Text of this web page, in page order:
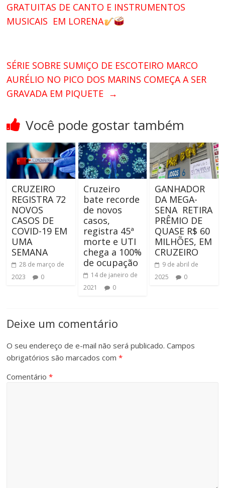
GRATUITAS DE CANTO E INSTRUMENTOS
MUSICAIS EM LORENA
SÉRIE SOBRE SUMIÇO DE ESCOTEIRO MARCO
AURÉLIO NO PICO DOS MARINS COMEÇA A SER
GRAVADA EM PIQUETE →
Você pode gostar também
CRUZEIRO
REGISTRA 72
NOVOS
CASOS DE
COVID-19 EM
UMA
SEMANA
28 de março de
2023
0
Cruzeiro
bate recorde
de novos
casos,
registra 45ª
morte e UTI
chega a 100%
de ocupação
14 de janeiro de
2021
0
GANHADOR
DA MEGA-
SENA RETIRA
PRÊMIO DE
QUASE R$ 60
MILHÕES, EM
CRUZEIRO
9 de abril de
2025
0
Deixe um comentário
O seu endereço de e-mail não será publicado. Campos
obrigatórios são marcados com*
Comentário*